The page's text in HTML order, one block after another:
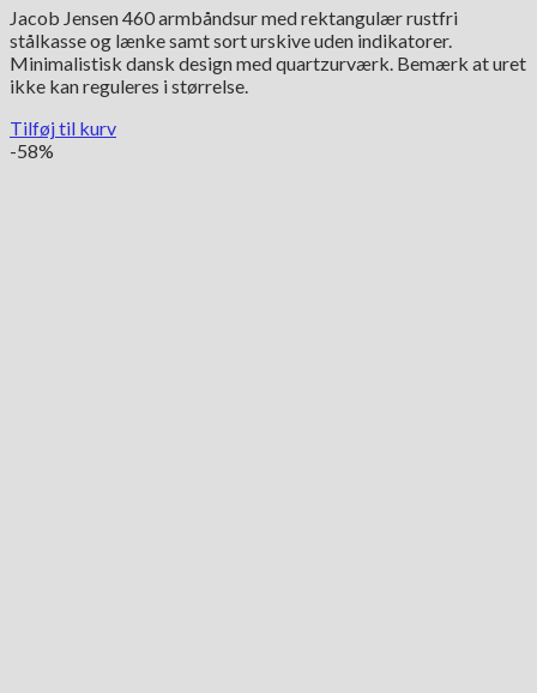
pris
var:
3,590.00 kr..
pris
er:
1,795.00 kr..
Jacob Jensen 460 armbåndsur med rektangulær rustfri
stålkasse og lænke samt sort urskive uden indikatorer.
Minimalistisk dansk design med quartzurværk. Bemærk at uret
ikke kan reguleres i størrelse.
Tilføj til kurv
-58%